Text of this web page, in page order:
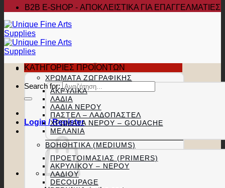
B2B Ε-SHOP - ΑΠΟΚΛΕΙΣΤΙΚΑ ΓΙΑ ΕΠΑΓΓΕΛΜΑΤΙΕΣ
Search for:
Login / Register
ΚΑΤΗΓΟΡΙΕΣ ΠΡΟΪΟΝΤΩΝ
ΧΡΏΜΑΤΑ ΖΩΓΡΑΦΙΚΉΣ
ΑΚΡΥΛΙΚΆ
ΛΆΔΙΑ
ΛΆΔΙΑ ΝΕΡΟΎ
ΠΑΣΤΕΛ – ΛΑΔΟΠΑΣΤΕΛ
ΧΡΏΜΑΤΑ ΝΕΡΟΎ – GOUACHE
ΜΕΛΆΝΙΑ
ΒΟΗΘΗΤΙΚΆ (MEDIUMS)
ΠΡΟΕΤΟΙΜΑΣΊΑΣ (PRIMERS)
ΑΚΡΥΛΙΚΟΎ – ΝΕΡΟΎ
ΛΑΔΙΟΎ
DECOUPAGE